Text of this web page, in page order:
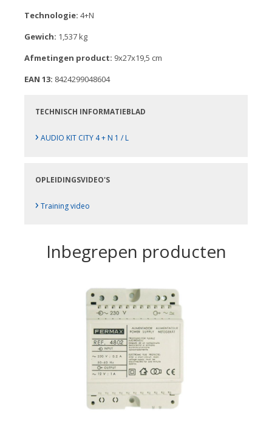
Technologie: 4+N
Gewich: 1,537 kg
Afmetingen product: 9x27x19,5 cm
EAN 13: 8424299048604
TECHNISCH INFORMATIEBLAD
› AUDIO KIT CITY 4 + N 1 / L
OPLEIDINGSVIDEO'S
› Training video
Inbegrepen producten